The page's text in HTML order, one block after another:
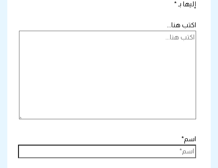
إليها بـ *
اكتب هنا...
اسم*